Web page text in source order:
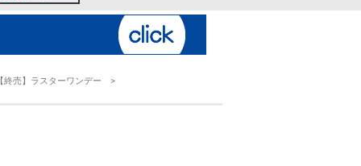
終売】ラスターワンデー